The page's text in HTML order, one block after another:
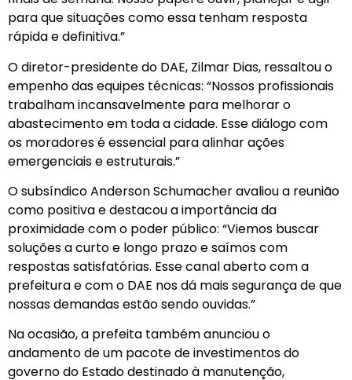
para que situações como essa tenham resposta
rápida e definitiva.”
O diretor-presidente do DAE, Zilmar Dias, ressaltou o
empenho das equipes técnicas: “Nossos profissionais
trabalham incansavelmente para melhorar o
abastecimento em toda a cidade. Esse diálogo com
os moradores é essencial para alinhar ações
emergenciais e estruturais.”
O subsíndico Anderson Schumacher avaliou a reunião
como positiva e destacou a importância da
proximidade com o poder público: “Viemos buscar
soluções a curto e longo prazo e saímos com
respostas satisfatórias. Esse canal aberto com a
prefeitura e com o DAE nos dá mais segurança de que
nossas demandas estão sendo ouvidas.”
Na ocasião, a prefeita também anunciou o
andamento de um pacote de investimentos do
governo do Estado destinado à manutenção,